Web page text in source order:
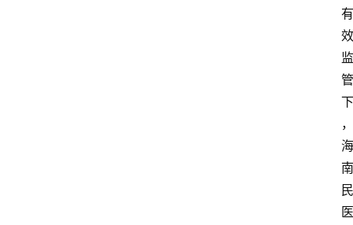
有
效
监
管
下
，
海
南
民
医